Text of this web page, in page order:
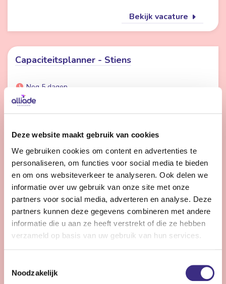
Deze website maakt gebruik van cookies
We gebruiken cookies om content en advertenties te
personaliseren, om functies voor social media te bieden
en om ons websiteverkeer te analyseren. Ook delen we
informatie over uw gebruik van onze site met onze
partners voor social media, adverteren en analyse. Deze
partners kunnen deze gegevens combineren met andere
informatie die u aan ze heeft verstrekt of die ze hebben
verzameld op basis van uw gebruik van hun services.
Noodzakelijk
Bekijk vacature
Capaciteitsplanner - Stiens
Nog 5 dagen
Stiens
28 - 32 uur | Voltijds, Onbepaalde tijd
een stap verder dan de dagelijkse praktijk?
Bekijk vacature
Persoonlijke Begeleider complexe zorg -
Stiens
Stiens
24 - 30 uur | Voltijds, Onbepaalde tijd